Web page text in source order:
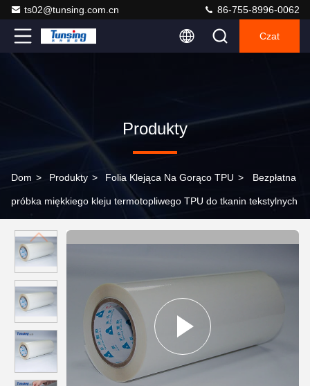
ts02@tunsing.com.cn 86-755-8996-0062
Czat
Produkty
Dom > Produkty > Folia Klejąca Na Gorąco TPU > Bezpłatna
próbka miękkiego kleju termotopliwego TPU do tkanin tekstylnych